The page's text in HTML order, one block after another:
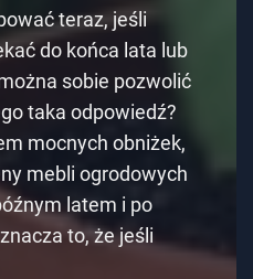
teraz, jeśli
do końca lata lub
sobie pozwolić
taka odpowiedź?
mocnych obniżek,
mebli ogrodowych
latem i po
to, że jeśli